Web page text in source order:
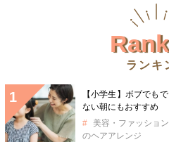
ランキ
【小学生】ボブでも
ない朝にもおすすめ
美容・ファッション
のヘアアレンジ